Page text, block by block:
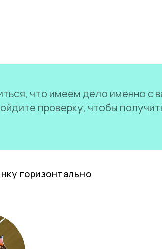
что имеем дело именно с
проверку, чтобы
горизонтально